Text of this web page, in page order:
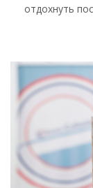
отдохнуть